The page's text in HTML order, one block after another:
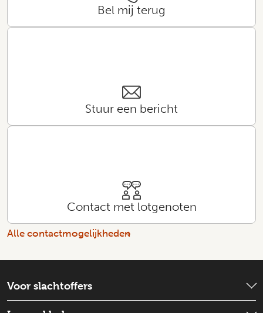
Bel mij terug
Stuur een bericht
Contact met lotgenoten
Alle contactmogelijkheden
Voor slachtoffers
Wat is er gebeurd?